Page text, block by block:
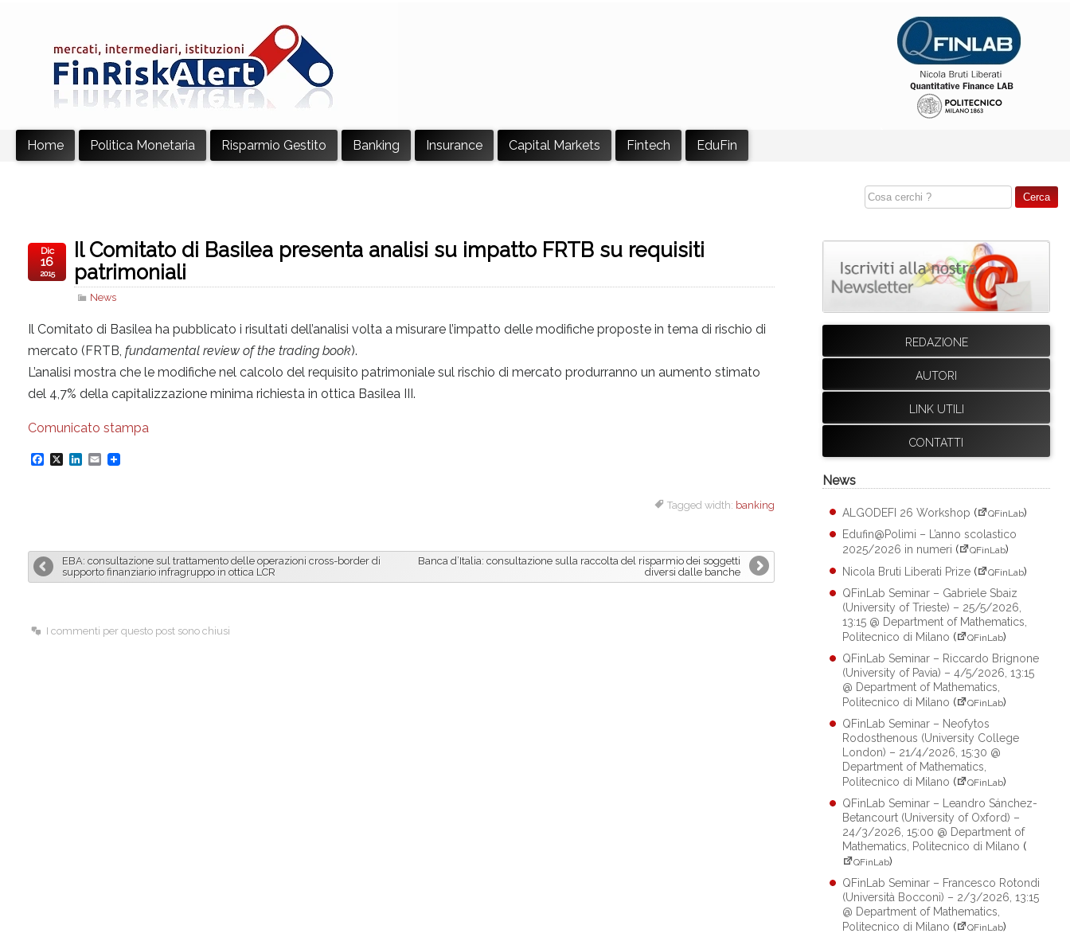
Home Politica Monetaria Risparmio Gestito Banking Insurance Capital Markets Fintech EduFin
Il Comitato di Basilea presenta analisi su impatto FRTB su requisiti
patrimoniali
News
Dic
16
2015
Il Comitato di Basilea ha pubblicato i risultati dell’analisi volta a misurare l’impatto delle modifiche proposte in tema di rischio di
mercato (FRTB, fundamental review of the trading book).
L’analisi mostra che le modifiche nel calcolo del requisito patrimoniale sul rischio di mercato produrranno un aumento stimato
del 4,7% della capitalizzazione minima richiesta in ottica Basilea III.
Comunicato stampa
F
b
o
X
L
e
d
E
l
Tagged width: banking
EBA: consultazione sul trattamento delle operazioni cross-border di
supporto finanziario infragruppo in ottica LCR
Banca d’Italia: consultazione sulla raccolta del risparmio dei soggetti
diversi dalle banche
I commenti per questo post sono chiusi
REDAZIONE
AUTORI
LINK UTILI
CONTATTI
News
ALGODEFI 26 Workshop ( QFinLab)
Edufin@Polimi – L’anno scolastico
2025/2026 in numeri ( QFinLab)
Nicola Bruti Liberati Prize ( QFinLab)
QFinLab Seminar – Gabriele Sbaiz
(University of Trieste) – 25/5/2026,
13:15 @ Department of Mathematics,
Politecnico di Milano ( QFinLab)
QFinLab Seminar – Riccardo Brignone
(University of Pavia) – 4/5/2026, 13:15
@ Department of Mathematics,
Politecnico di Milano ( QFinLab)
QFinLab Seminar – Neofytos
Rodosthenous (University College
London) – 21/4/2026, 15:30 @
Department of Mathematics,
Politecnico di Milano ( QFinLab)
QFinLab Seminar – Leandro Sánchez-
Betancourt (University of Oxford) –
24/3/2026, 15:00 @ Department of
Mathematics, Politecnico di Milano (
QFinLab)
QFinLab Seminar – Francesco Rotondi
(Università Bocconi) – 2/3/2026, 13:15
@ Department of Mathematics,
Politecnico di Milano ( QFinLab)